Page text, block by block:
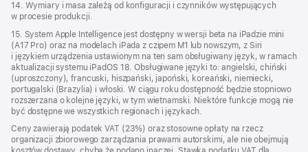
14. Wymiary i masa zależą od konfiguracji i czynników występujących
w procesie produkcji.
15. System Apple Intelligence jest dostępny w wersji beta na iPadzie mini
(A17 Pro) oraz na modelach iPada z czipem M1 lub nowszym, z Siri
i językiem urządzenia ustawionym na ten sam obsługiwany język, w ramach
aktualizacji systemu iPadOS 18. Obsługiwane języki to: angielski, chiński
(uproszczony), francuski, hiszpański, japoński, koreański, niemiecki,
portugalski (Brazylia) i włoski. W ciągu roku dostępność będzie stopniowo
rozszerzana o kolejne języki, w tym wietnamski. Niektóre funkcje mogą nie
być dostępne we wszystkich regionach i językach.
Ceny zawierają podatek VAT (23%) oraz stosowne opłaty na rzecz
organizacji zbiorowego zarządzania prawami autorskimi, ale nie obejmują